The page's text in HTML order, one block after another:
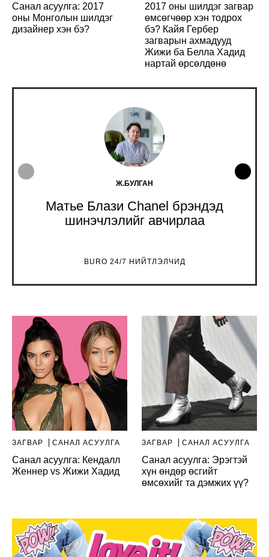
Санал асуулга: 2017
оны Монголын шилдэг
дизайнер хэн бэ?
2017 оны шилдэг загвар
өмсөгчөөр хэн тодрох
бэ? Кайя Гербер
загварын ахмадууд
Жижи ба Белла Хадид
нартай өрсөлдөнө
Ж.БУЛГАН
Матье Блази Chanel брэндэд
шинэчлэлийг авчирлаа
BURO 24/7 НИЙТЛЭЛЧИД
ЗАГВАР САНАЛ АСУУЛГА
Санал асуулга: Кендалл
Женнер vs Жижи Хадид
ЗАГВАР САНАЛ АСУУЛГА
Санал асуулга: Эрэгтэй
хүн өндөр өсгийт
өмсөхийг та дэмжих үү?